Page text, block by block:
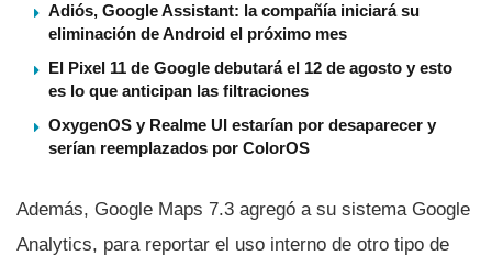
Adiós, Google Assistant: la compañía iniciará su
eliminación de Android el próximo mes
El Pixel 11 de Google debutará el 12 de agosto y esto
es lo que anticipan las filtraciones
OxygenOS y Realme UI estarían por desaparecer y
serían reemplazados por ColorOS
Además, Google Maps 7.3 agregó a su sistema Google
Analytics, para reportar el uso interno de otro tipo de